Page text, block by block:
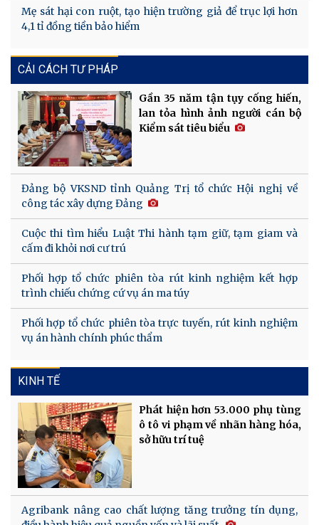
Mẹ sát hại con ruột, tạo hiện trường giả để trục lợi hơn
4,1 tỉ đồng tiền bảo hiểm
CẢI CÁCH TƯ PHÁP
Gần 35 năm tận tụy cống hiến,
lan tỏa hình ảnh người cán bộ
Kiểm sát tiêu biểu
Đảng bộ VKSND tỉnh Quảng Trị tổ chức Hội nghị về
công tác xây dựng Đảng
Cuộc thi tìm hiểu Luật Thi hành tạm giữ, tạm giam và
cấm đi khỏi nơi cư trú
Phối hợp tổ chức phiên tòa rút kinh nghiệm kết hợp
trình chiếu chứng cứ vụ án ma túy
Phối hợp tổ chức phiên tòa trực tuyến, rút kinh nghiệm
vụ án hành chính phúc thẩm
KINH TẾ
Phát hiện hơn 53.000 phụ tùng
ô tô vi phạm về nhãn hàng hóa,
sở hữu trí tuệ
Agribank nâng cao chất lượng tăng trưởng tín dụng,